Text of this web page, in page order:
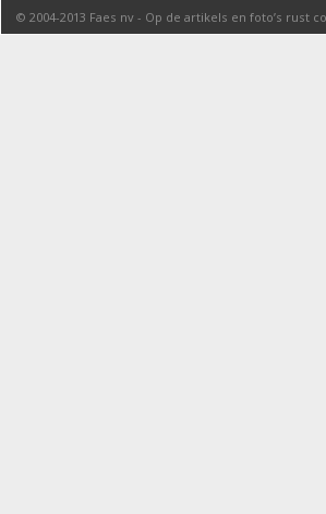
© 2004-2013 Faes nv - Op de artikels en foto’s rust